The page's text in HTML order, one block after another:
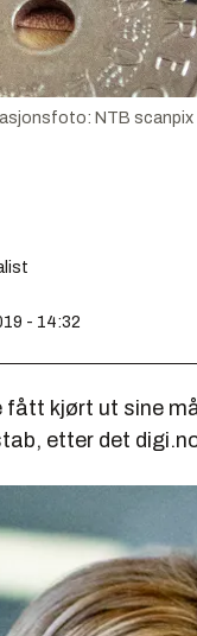
NTB scanpix
- 14:32
fått kjørt ut sine
etter det